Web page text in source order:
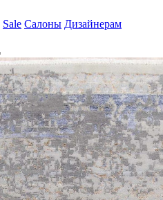
Sale Салоны Дизайнерам